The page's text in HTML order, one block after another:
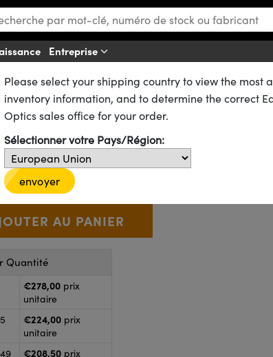
Entreprise
Filtres Passe-Bande
Bande, 85%
#65-148 8 In Stock
Selector
Use the plus and minus buttons to adjust the quantity.
+ €278,00
Quantité
€278,00 prix
unitaire
€224,00 prix
unitaire
€208,50 prix
Please select your shipping country to view the most
inventory information, and to determine the correct
Optics sales office for your order.
Sélectionner votre Pays/Région:
envoyer